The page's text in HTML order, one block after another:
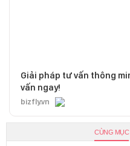
Giải pháp tư vấn thông
vấn ngay!
bizfly.vn
CÙNG MỤC